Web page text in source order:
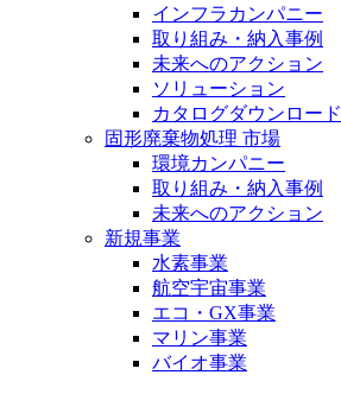
インフラカンパニー
取り組み・納入事例
未来へのアクション
ソリューション
カタログダウンロード
固形廃棄物処理 市場
環境カンパニー
取り組み・納入事例
未来へのアクション
新規事業
水素事業
航空宇宙事業
エコ・GX事業
マリン事業
バイオ事業